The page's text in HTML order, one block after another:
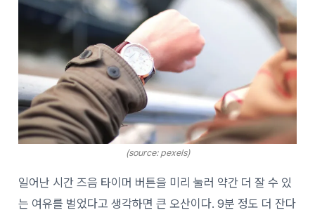
(source: pexels)
일어난 시간 즈음 타이머 버튼을 미리 눌러 약간 더 잘 수 있
는 여유를 벌었다고 생각하면 큰 오산이다. 9분 정도 더 잔다